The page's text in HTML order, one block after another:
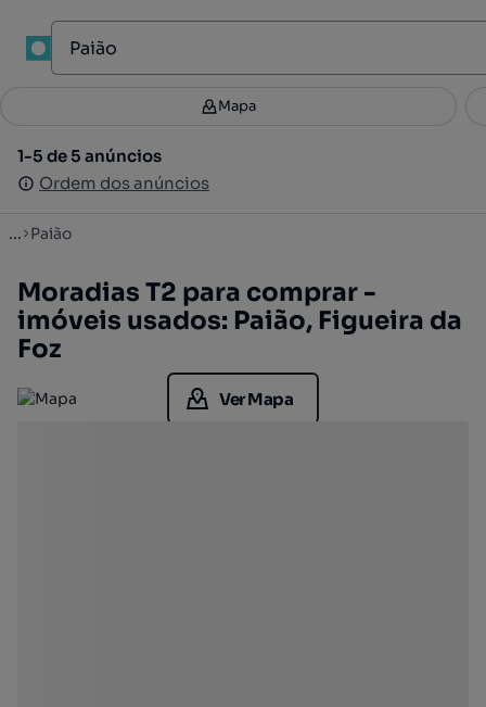
Filtros 4
1-5 de 5 anúncios
Ordem dos anúncios
Mapa
1-5 de 5 anúncios
Ordem dos anúncios
... Paião
Moradias T2 para comprar -
imóveis usados: Paião, Figueira da
Foz
Ver Mapa